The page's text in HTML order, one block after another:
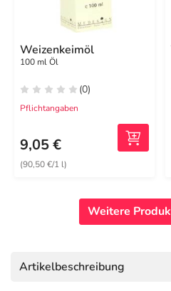
Weizenkeimöl
100 ml Öl
(0)
Pflichtangaben
9,05 €
(90,50 €/1 l)
Weitere
Artikelbeschreibung